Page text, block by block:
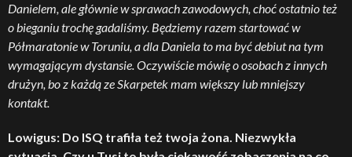
Danielem, ale głównie w sprawach zawodowych, choć ostatnio też
o bieganiu trochę gadaliśmy. Będziemy razem startować w
Półmaratonie w Toruniu, a dla Daniela to ma być debiut na tym
wymagającym dystansie. Oczywiście mówię o osobach z innych
drużyn, bo z każdą ze Skarpetek mam większy lub mniejszy
kontakt.
Lowigus: Do ISQ trafiła też twoja żona. Niezwykła